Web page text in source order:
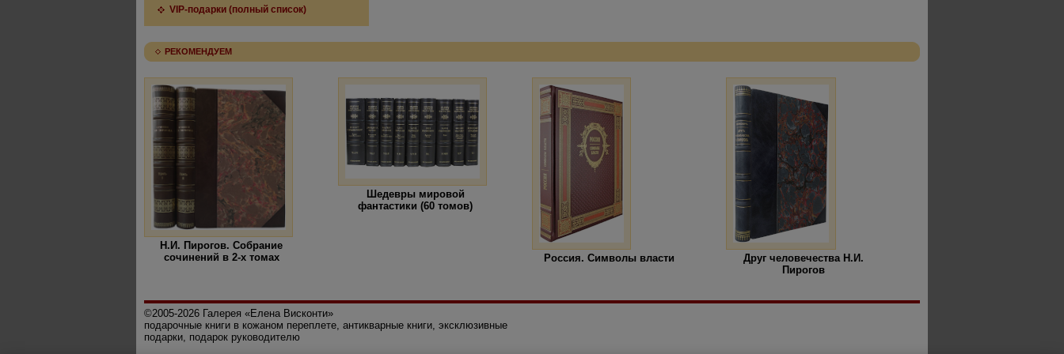
VIP-подарки (полный список)
РЕКОМЕНДУЕМ
Н.И. Пирогов. Собрание
сочинений в 2-х томах
Шедевры мировой
фантастики (60 томов)
Россия. Символы власти
Друг человечества Н.И.
Пирогов
©2005-2026 Галерея «Елена Висконти»
подарочные книги в кожаном переплете, антикварные книги, эксклюзивные
подарки, подарок руководителю